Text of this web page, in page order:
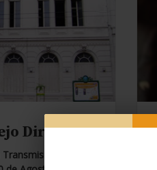
Directivo.
Transmisión en Vivo